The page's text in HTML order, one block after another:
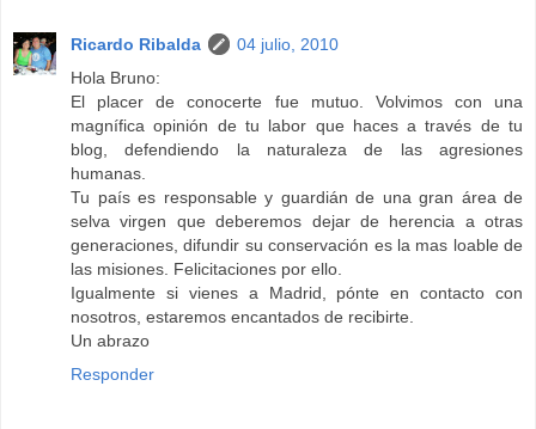
Ricardo Ribalda
04 julio, 2010
Hola Bruno:
El placer de conocerte fue mutuo. Volvimos con una
magnífica opinión de tu labor que haces a través de tu
blog, defendiendo la naturaleza de las agresiones
humanas.
Tu país es responsable y guardián de una gran área de
selva virgen que deberemos dejar de herencia a otras
generaciones, difundir su conservación es la mas loable de
las misiones. Felicitaciones por ello.
Igualmente si vienes a Madrid, pónte en contacto con
nosotros, estaremos encantados de recibirte.
Un abrazo
Responder